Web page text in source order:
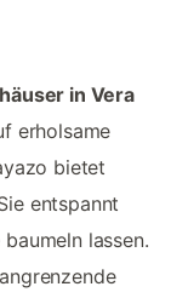
in Vera
erholsame
bietet
entspannt
lassen.